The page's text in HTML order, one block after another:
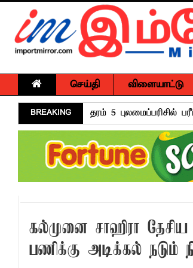
செய்தி விளையாட்டு
BREAKING
தரம் 5
கல்முனை மஹ்மூத்
பல்கலை
மடிக்கணினி வழங்கும்
சாய்ந்தமருதில்
15 ஆண்டுகால
அர்ப்பணிப்புமிக்க
சுகாதார
கல்முனை சாஹிரா
பணிக்கு அடிக்கல் நடும்